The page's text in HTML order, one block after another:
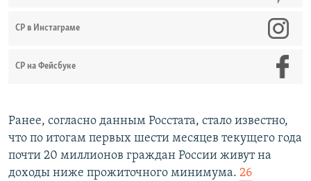
СР в Инстаграме
СР на Фейсбуке
Ранее, согласно данным Росстата, стало известно,
что по итогам первых шести месяцев текущего года
почти 20 миллионов граждан России живут на
доходы ниже прожиточного минимума. 26